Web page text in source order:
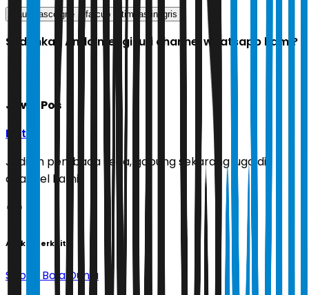
Paul Gascoigne fa cup timnas inggris
Sudahkah Anda mengikuti channel whatsapp kami?
Jawa Pos
Ikuti
Jadilah pembaca setia, gabung sekarang juga di
channel kami!
Artikel Terkait
Sepak Bola Dunia